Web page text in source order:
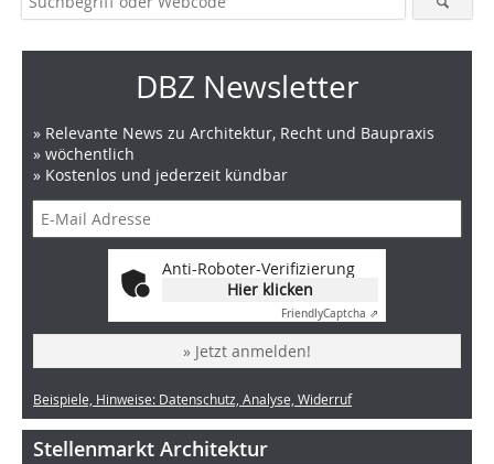
DBZ Newsletter
» Relevante News zu Architektur, Recht und Baupraxis
» wöchentlich
» Kostenlos und jederzeit kündbar
Anti-Roboter-Verifizierung
Hier klicken
FriendlyCaptcha ⇗
» Jetzt anmelden!
Beispiele, Hinweise: Datenschutz, Analyse, Widerruf
Stellenmarkt Architektur